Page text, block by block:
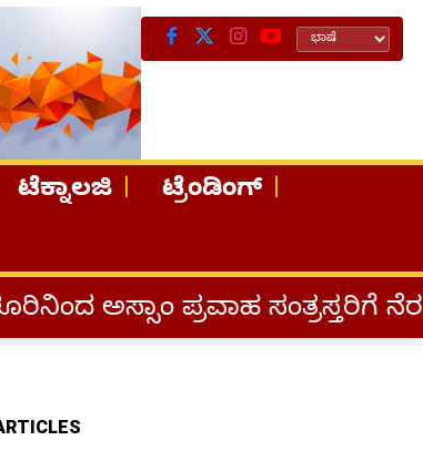
ಟೆಕ್ನಾಲಜಿ
ಟ್ರೆಂಡಿಂಗ್
ಸಂತ್ರಸ್ತರಿಗೆ ನೆರವು: ‘ಟುಗೆದರ್